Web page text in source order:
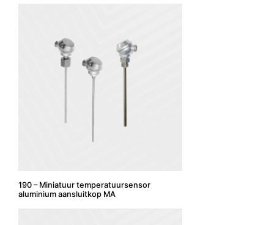
190 – Miniatuur temperatuursensor
aluminium aansluitkop MA